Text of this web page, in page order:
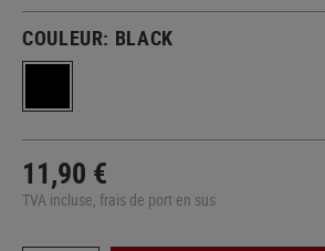
COULEUR: BLACK
11,90 €
TVA incluse, frais de port en sus